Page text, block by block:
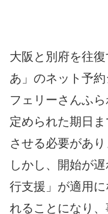
大阪と別府を往
あ」のネット予約
フェリーさんふ
定められた期日
させる必要があり
しかし、開始が
行支援」が適用
れることになり